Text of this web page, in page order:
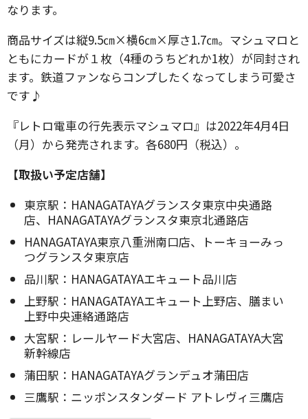
なります。
商品サイズは縦9.5㎝×横6㎝×厚さ1.7㎝。マシュマロと
ともにカードが１枚（4種のうちどれか1枚）が同封され
ます。鉄道ファンならコンプしたくなってしまう可愛さ
です♪
『レトロ電車の行先表示マシュマロ』は2022年4月4日
（月）から発売されます。各680円（税込）。
【取扱い予定店舗】
東京駅：HANAGATAYAグランスタ東京中央通路
店、HANAGATAYAグランスタ東京北通路店
HANAGATAYA東京八重洲南口店、トーキョーみっ
つグランスタ東京店
品川駅：HANAGATAYAエキュート品川店
上野駅：HANAGATAYAエキュート上野店、膳まい
上野中央連絡通路店
大宮駅：レールヤード大宮店、HANAGATAYA大宮
新幹線店
蒲田駅：HANAGATAYAグランデュオ蒲田店
三鷹駅：ニッポンスタンダード アトレヴィ三鷹店